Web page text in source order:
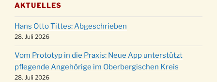
11.12.
Puer-Natus weihnachtliches Brauchtum am
Robert-Gassner-Hof um 17:00 Uhr
19.12.
Kinderbibeltag im Ev. Gemeindehaus von 10-
12 Uhr
20.12.
Weihnachts-Konzert des Honterus Chors in
der Kirche um 17:00 Uhr
AKTUELLES
Hans Otto Tittes: Abgeschrieben
28. Juli 2026
Vom Prototyp in die Praxis: Neue App unterstützt
pflegende Angehörige im Oberbergischen Kreis
28. Juli 2026